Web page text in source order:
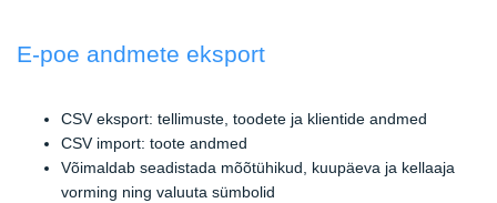
E-poe andmete eksport
CSV eksport: tellimuste, toodete ja klientide andmed
CSV import: toote andmed
Võimaldab seadistada mõõtühikud, kuupäeva ja kellaaja
vorming ning valuuta sümbolid